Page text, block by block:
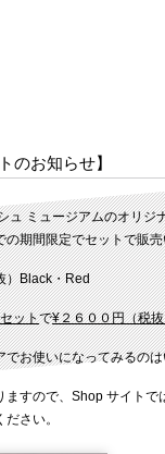
のお知らせ】
ュ ミュージアムのオリジ
の期間限定でセットで販
）Black・Red
ットで¥２６００円（税
お使いになってみるの
すので、Shop サイトで
さい。